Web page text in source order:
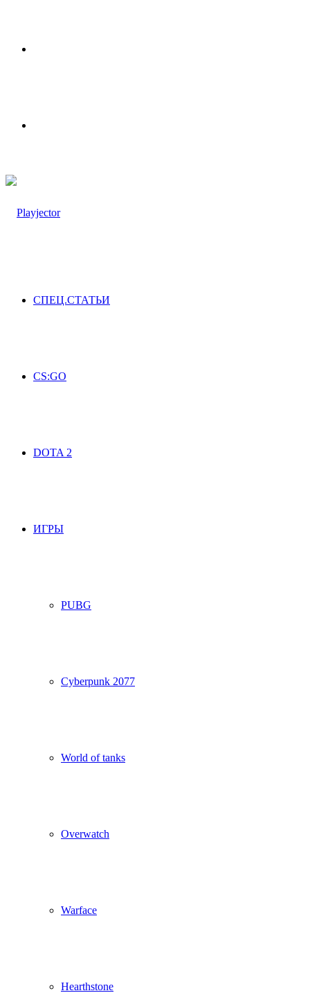
СПЕЦ.СТАТЬИ
CS:GO
DOTA 2
ИГРЫ
PUBG
Cyberpunk 2077
World of tanks
Overwatch
Warface
Hearthstone